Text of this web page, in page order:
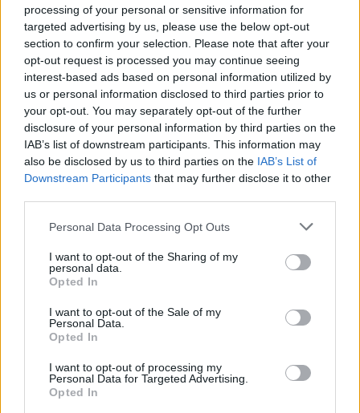
processing of your personal or sensitive information for
targeted advertising by us, please use the below opt-out
section to confirm your selection. Please note that after your
opt-out request is processed you may continue seeing
interest-based ads based on personal information utilized by
us or personal information disclosed to third parties prior to
your opt-out. You may separately opt-out of the further
disclosure of your personal information by third parties on the
IAB’s list of downstream participants. This information may
also be disclosed by us to third parties on the IAB’s List of
Downstream Participants that may further disclose it to other
Personal Data Processing Opt Outs
I want to opt-out of the Sharing of my
personal data.
Opted In
I want to opt-out of the Sale of my
Personal Data.
Opted In
I want to opt-out of processing my
Personal Data for Targeted Advertising.
Opted In
νέες φωτιές. Η αναγέννηση του είναι αρκετά
επιτυχής, ειδικά στα μέρη που καλύπτονταν από
δρυ, έχουμε ικανοποιητική φυσική αναγέννηση. Αν
συνεχίσει, μπορούμε να ελπίζουμε στην
αναγέννηση δάσους δρυός», αναφέρει
χαρακτηριστικά.
Μειώθηκε κατά 70% η παραγωγή μελιού
στον Έβρο – Μελισσοκόμοι
εγκατέλειψαν το επάγγελμα
Για τους μελισσοκόμους του Έβρου, η ελπίδα
«έσβησε» τις 17 μέρες που έκαιγε η φωτιά. Την
τελευταία χρονιά, η παραγωγή μελιού μειώθηκε
Μελισσοκομικού Συλλόγου Έβρου «Η
Κυψέλη» Πασχάλη Χριστοδούλου
κρούει το καμπανάκι του κινδύνου για την
κατάρρευση της μελισσοκομίας. «Από τη φωτιά